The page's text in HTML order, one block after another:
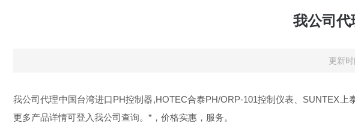
我公司代
更新
我公司代理中国台湾进口PH控制器,HOTEC合泰PH/ORP-101控制仪表、SUNTEX
更多产品详情可登入我公司查询。*，价格实惠，服务。